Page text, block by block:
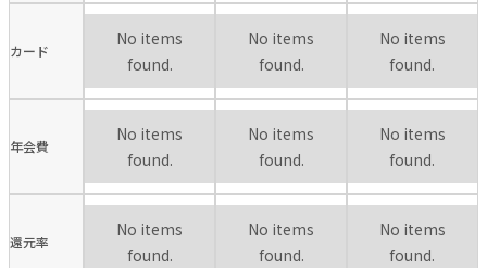
カード
No items
found.
No items
found.
No items
found.
年会費
No items
found.
No items
found.
No items
found.
還元率
No items
found.
No items
found.
No items
found.